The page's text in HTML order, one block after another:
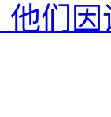
们